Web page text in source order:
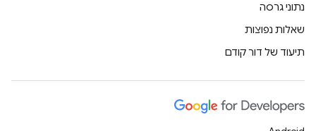
נתוני גרסה
שאלות נפוצות
תיעוד של דור קודם